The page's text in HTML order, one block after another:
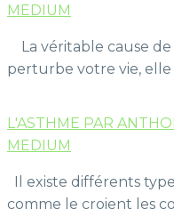
MEDIUM
La véritable cause
perturbe votre vie, elle
L'ASTHME PAR
MEDIUM
Il existe différents
comme le croient les